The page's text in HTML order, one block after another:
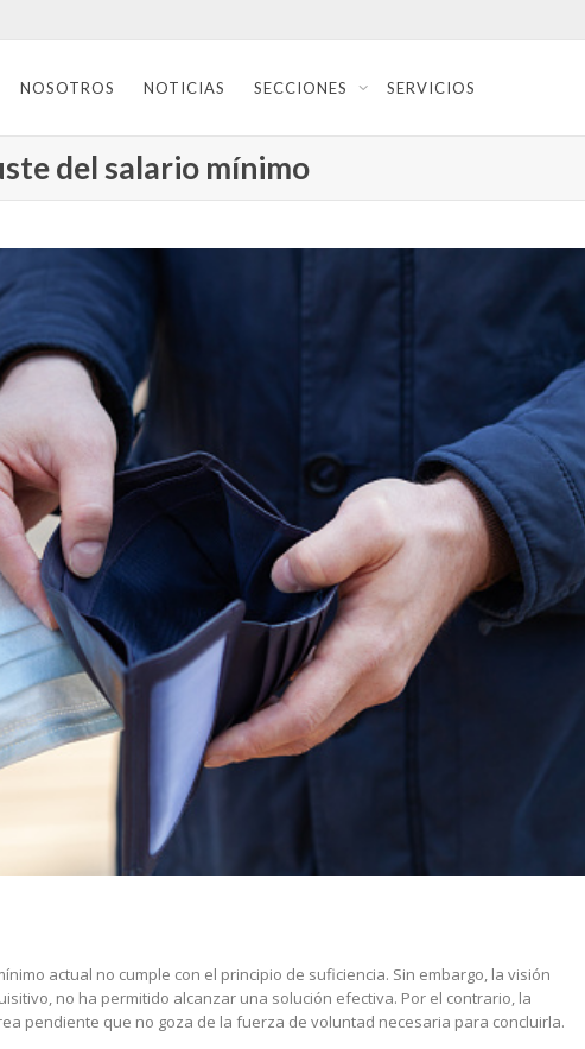
NOSOTROS NOTICIAS SECCIONES SERVICIOS
del salario mínimo
actual no cumple con el principio de suficiencia. Sin embargo, la visión
no ha permitido alcanzar una solución efectiva. Por el contrario, la
pendiente que no goza de la fuerza de voluntad necesaria para concluirla.